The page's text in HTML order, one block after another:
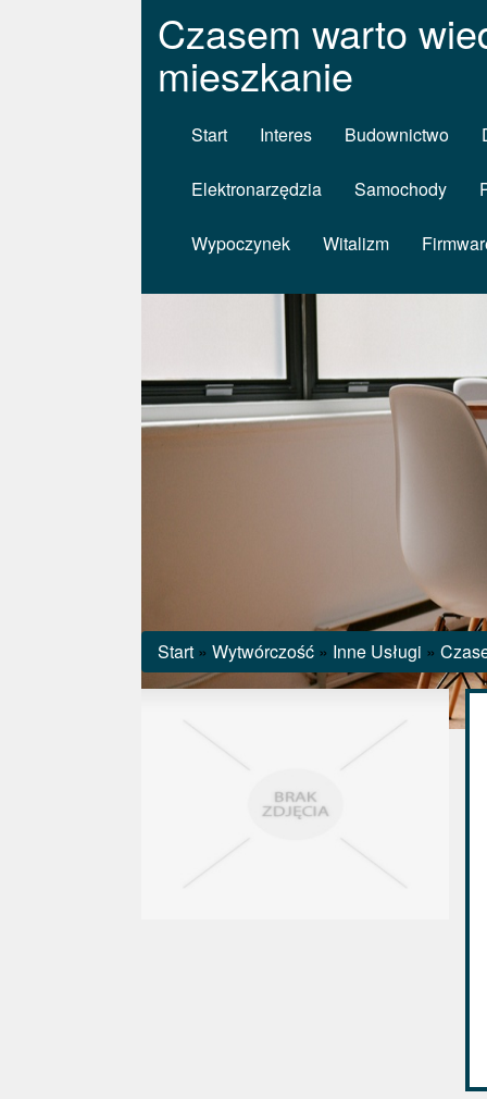
Czasem warto
mieszkanie
Start Interes Budownictwo
Elektronarzędzia Samochody
Wypoczynek Witalizm
Start » Wytwórczość » Inne Usługi »